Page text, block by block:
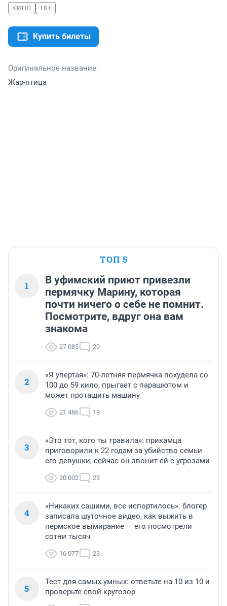
КИНО 18+
Купить билеты
Оригинальное название:
Жар-птица
ТОП 5
1
В уфимский приют привезли
пермячку Марину, которая
почти ничего о себе не помнит.
Посмотрите, вдруг она вам
знакома
27 085 20
2
«Я упертая»: 70-летняя пермячка похудела со
100 до 59 кило, прыгает с парашютом и
может протащить машину
21 486 19
3
«Это тот, кого ты травила»: прикамца
приговорили к 22 годам за убийство семьи
его девушки, сейчас он звонит ей с угрозами
20 002 29
4
«Никаких сашими, все испортилось»: блогер
записала шуточное видео, как выжить в
пермское вымирание — его посмотрели
сотни тысяч
16 077 23
5
Тест для самых умных: ответьте на 10 из 10 и
проверьте свой кругозор